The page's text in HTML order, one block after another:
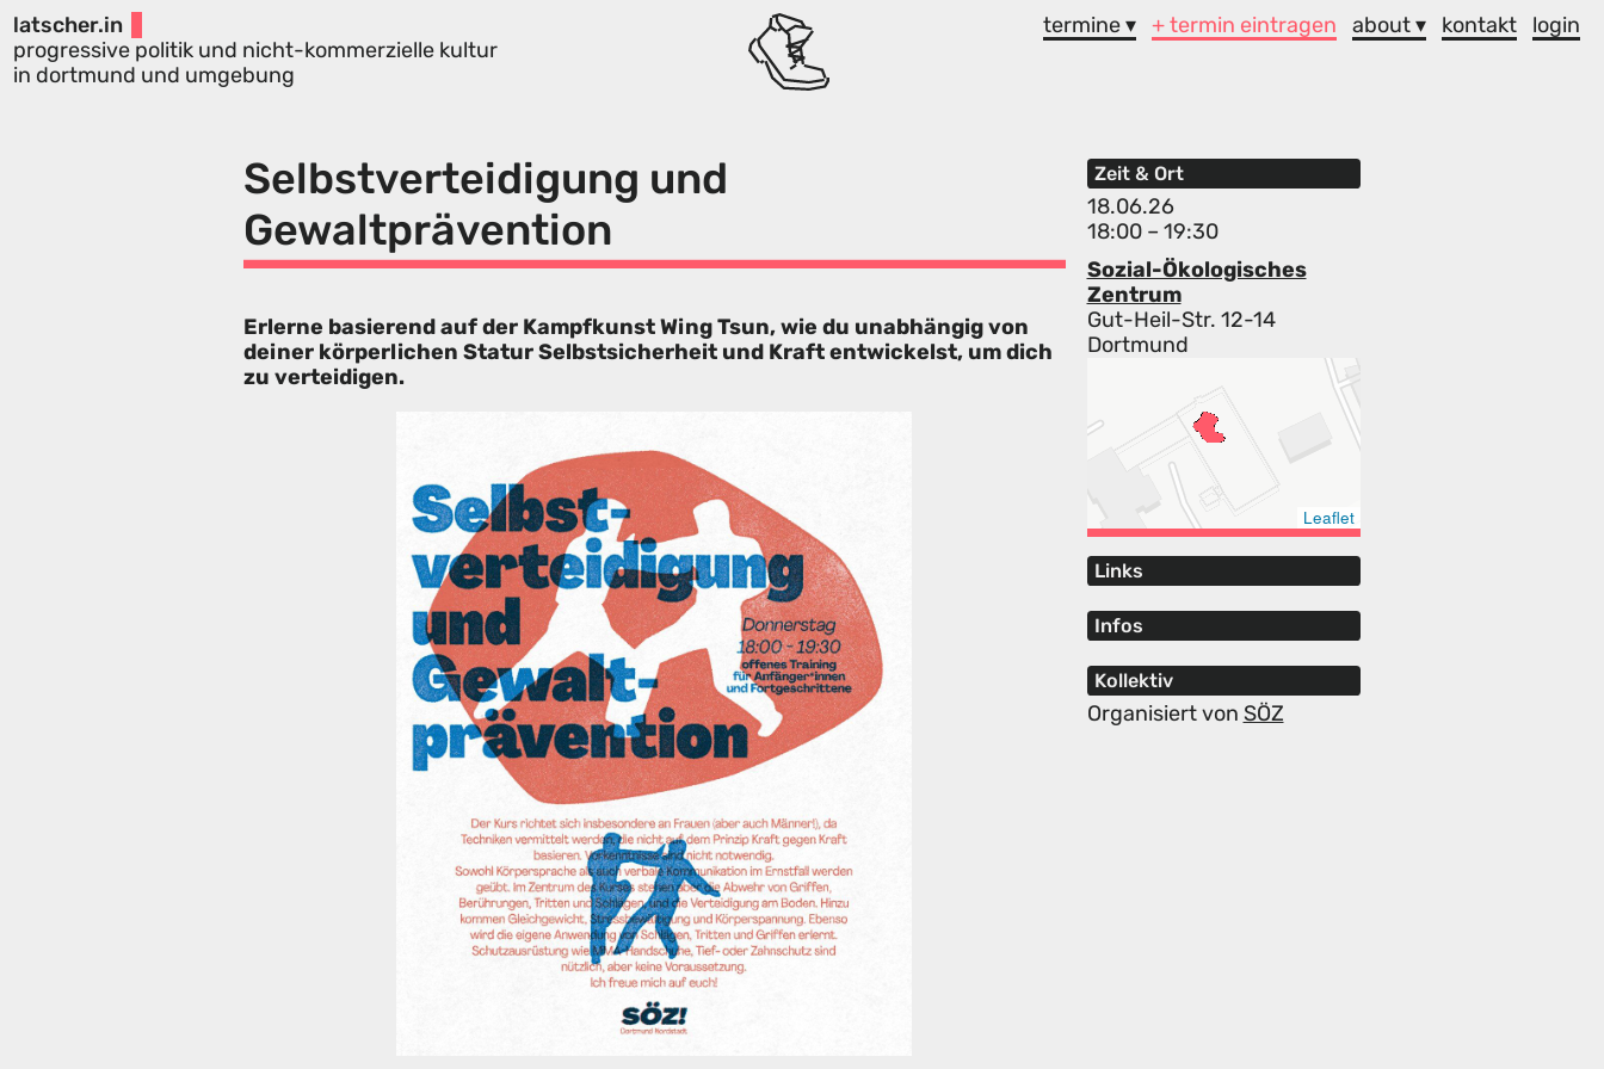
latscher.in
progressive politik und nicht-kommerzielle kultur
in dortmund und umgebung
termine ▾ + termin eintragen about ▾ kontakt login
Selbstverteidigung und
Gewaltprävention
Zeit & Ort
18.06.26
18:00 – 19:30
Sozial-Ökologisches
Zentrum
Gut-Heil-Str. 12-14
Dortmund
Leaflet
Links
Infos
Kollektiv
Organisiert von SÖZ
Erlerne basierend auf der Kampfkunst Wing Tsun, wie du unabhängig von
deiner körperlichen Statur Selbstsicherheit und Kraft entwickelst, um dich
zu verteidigen.